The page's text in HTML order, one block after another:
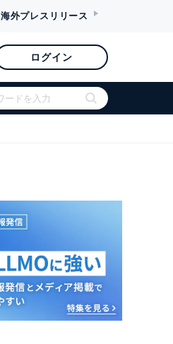
海外プレスリリース
ログイン